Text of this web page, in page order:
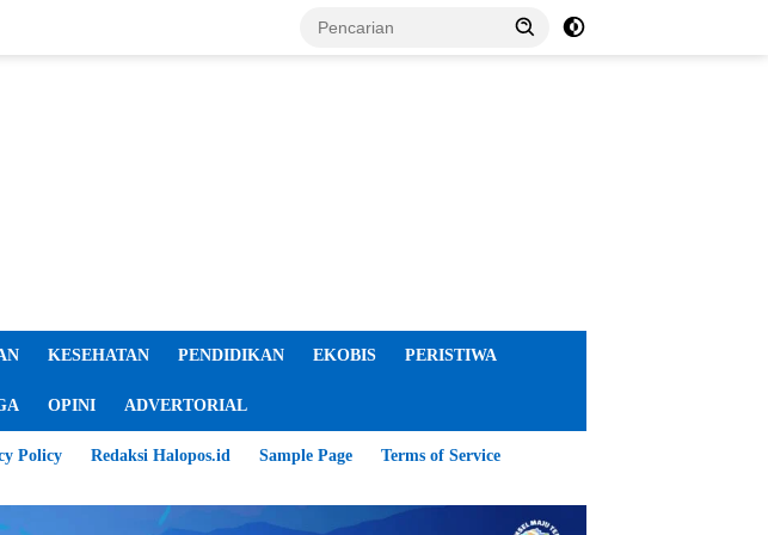
KESEHATAN PENDIDIKAN EKOBIS PERISTIWA
OPINI ADVERTORIAL
Policy Redaksi Halopos.id Sample Page Terms of Service